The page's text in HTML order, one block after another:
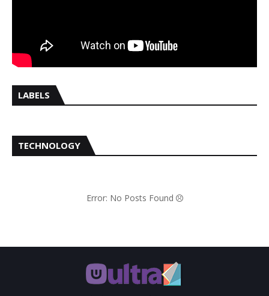
LABELS
TECHNOLOGY
Error: No Posts Found